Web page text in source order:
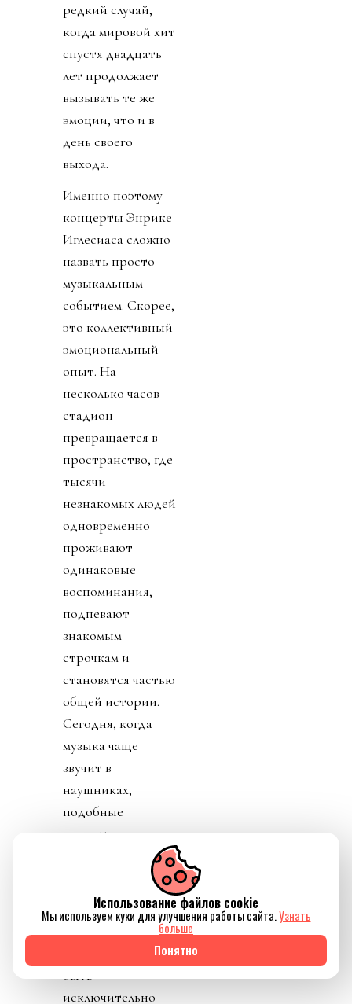
редкий случай,
когда мировой хит
спустя двадцать
лет продолжает
вызывать те же
эмоции, что и в
день своего
выхода.
Именно поэтому
концерты Энрике
Иглесиаса сложно
назвать просто
музыкальным
событием. Скорее,
это коллективный
эмоциональный
опыт. На
несколько часов
стадион
превращается в
пространство, где
тысячи
незнакомых людей
одновременно
проживают
одинаковые
воспоминания,
подпевают
знакомым
строчкам и
становятся частью
общей истории.
Сегодня, когда
музыка чаще
звучит в
наушниках,
подобные
моменты
особую ценность.
Современные
мировые туры
давно перестали
быть
исключительно
Использование файлов cookie
Мы используем куки для улучшения работы сайта.Узнать
больше
Понятно